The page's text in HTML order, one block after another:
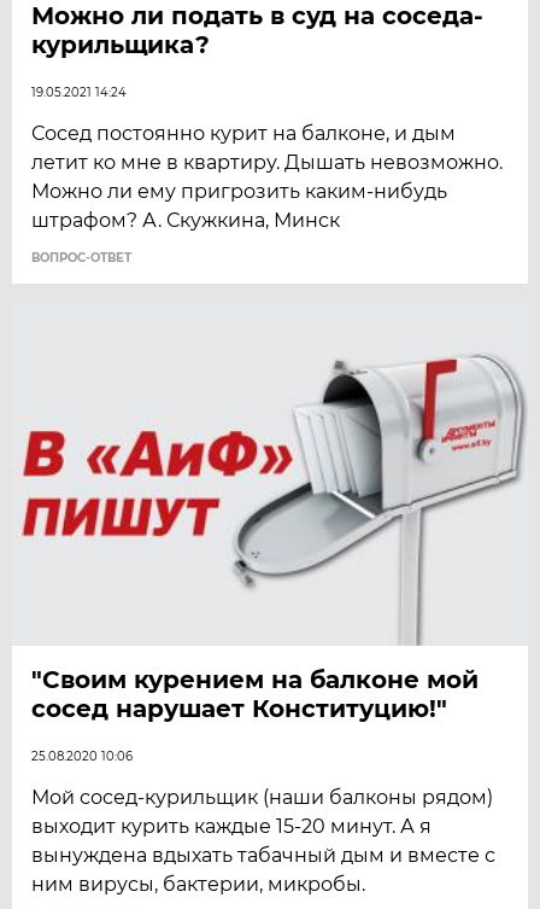
Можно ли подать в суд на соседа-
курильщика?
19.05.2021 14:24
Сосед постоянно курит на балконе, и дым
летит ко мне в квартиру. Дышать невозможно.
Можно ли ему пригрозить каким-нибудь
штрафом? А. Скужкина, Минск
ВОПРОС-ОТВЕТ
"Своим курением на балконе мой
сосед нарушает Конституцию!"
25.08.2020 10:06
Мой сосед-курильщик (наши балконы рядом)
выходит курить каждые 15-20 минут. А я
вынуждена вдыхать табачный дым и вместе с
ним вирусы, бактерии, микробы.